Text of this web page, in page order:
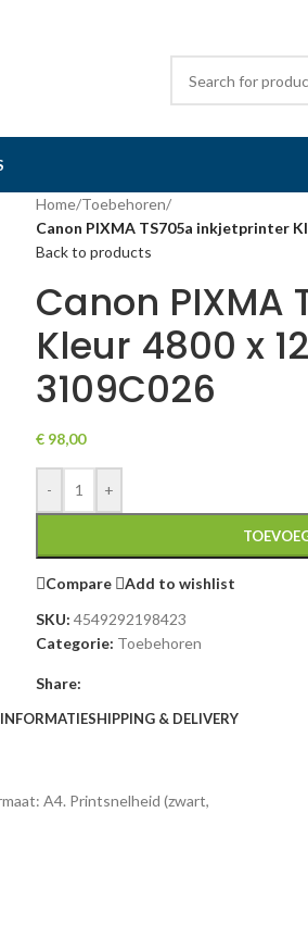
Home/Toebehoren/
Canon PIXMA TS705a inkjetprinter
Back to products
Canon PIXMA
Kleur 4800 x
3109C026
€98,00
- +
Compare
Add to wishlist
SKU: 4549292198423
Categorie: Toebehoren
Share:
SHIPPING & DELIVERY
A4. Printsnelheid (zwart,